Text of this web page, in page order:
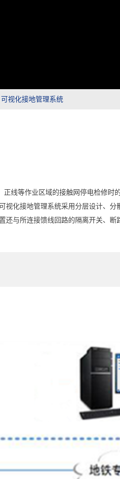
可视化接地管理系统
线等作业区域的接触网停电检修
视化接地管理系统采用分层设计、
与所连接馈线回路的隔离开关、